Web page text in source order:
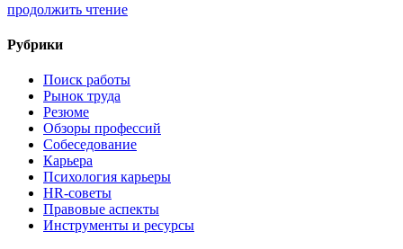
продолжить чтение
Рубрики
Поиск работы
Рынок труда
Резюме
Обзоры профессий
Собеседование
Карьера
Психология карьеры
HR-советы
Правовые аспекты
Инструменты и ресурсы